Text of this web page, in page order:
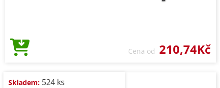
Cena od 210,74Kč
Skladem: 524 ks